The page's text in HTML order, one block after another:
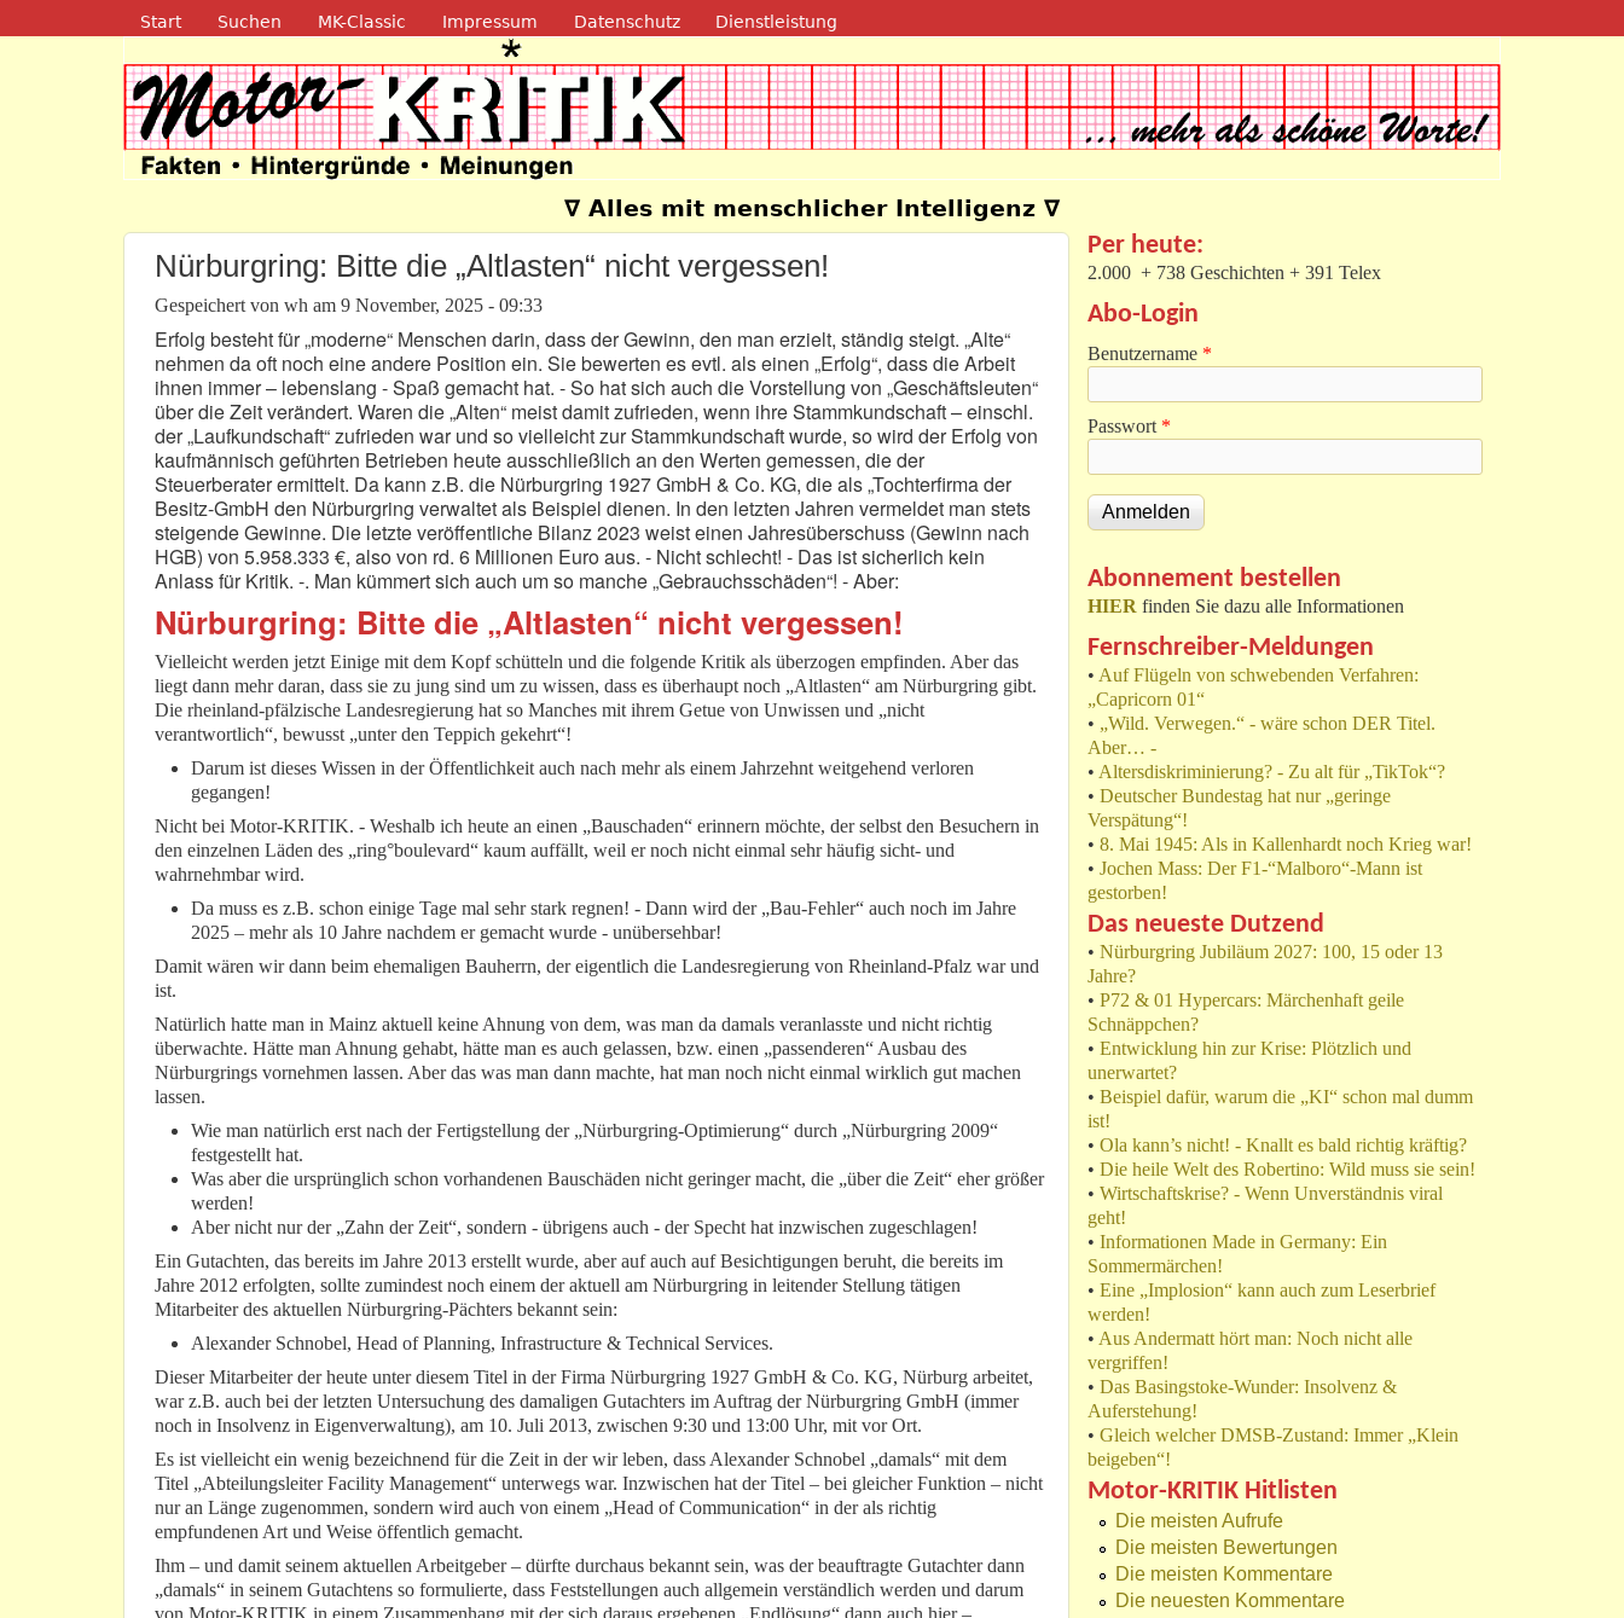
Direkt zum Inhalt
Navigation
Start Suchen MK-Classic Impressum Datenschutz Dienstleistung
Motor-Kritik.de∇ Alles mit menschlicher Intelligenz ∇
Nürburgring: Bitte die „Altlasten“ nicht vergessen!
Gespeichert von wh am 9 November, 2025 - 09:33
Erfolg besteht für „moderne“ Menschen darin, dass der Gewinn, den man erzielt, ständig steigt. „Alte“
nehmen da oft noch eine andere Position ein. Sie bewerten es evtl. als einen „Erfolg“, dass die Arbeit
ihnen immer – lebenslang - Spaß gemacht hat. - So hat sich auch die Vorstellung von „Geschäftsleuten“
über die Zeit verändert. Waren die „Alten“ meist damit zufrieden, wenn ihre Stammkundschaft – einschl.
der „Laufkundschaft“ zufrieden war und so vielleicht zur Stammkundschaft wurde, so wird der Erfolg von
kaufmännisch geführten Betrieben heute ausschließlich an den Werten gemessen, die der
Steuerberater ermittelt. Da kann z.B. die Nürburgring 1927 GmbH & Co. KG, die als „Tochterfirma der
Besitz-GmbH den Nürburgring verwaltet als Beispiel dienen. In den letzten Jahren vermeldet man stets
steigende Gewinne. Die letzte veröffentliche Bilanz 2023 weist einen Jahresüberschuss (Gewinn nach
HGB) von 5.958.333 €, also von rd. 6 Millionen Euro aus. - Nicht schlecht! - Das ist sicherlich kein
Anlass für Kritik. -. Man kümmert sich auch um so manche „Gebrauchsschäden“! - Aber:
Nürburgring: Bitte die „Altlasten“ nicht vergessen!
Vielleicht werden jetzt Einige mit dem Kopf schütteln und die folgende Kritik als überzogen empfinden. Aber das
liegt dann mehr daran, dass sie zu jung sind um zu wissen, dass es überhaupt noch „Altlasten“ am Nürburgring gibt.
Die rheinland-pfälzische Landesregierung hat so Manches mit ihrem Getue von Unwissen und „nicht
verantwortlich“, bewusst „unter den Teppich gekehrt“!
Darum ist dieses Wissen in der Öffentlichkeit auch nach mehr als einem Jahrzehnt weitgehend verloren
gegangen!
Nicht bei Motor-KRITIK. - Weshalb ich heute an einen „Bauschaden“ erinnern möchte, der selbst den Besuchern in
den einzelnen Läden des „ring°boulevard“ kaum auffällt, weil er noch nicht einmal sehr häufig sicht- und
wahrnehmbar wird.
Da muss es z.B. schon einige Tage mal sehr stark regnen! - Dann wird der „Bau-Fehler“ auch noch im Jahre
2025 – mehr als 10 Jahre nachdem er gemacht wurde - unübersehbar!
Damit wären wir dann beim ehemaligen Bauherrn, der eigentlich die Landesregierung von Rheinland-Pfalz war und
ist.
Natürlich hatte man in Mainz aktuell keine Ahnung von dem, was man da damals veranlasste und nicht richtig
überwachte. Hätte man Ahnung gehabt, hätte man es auch gelassen, bzw. einen „passenderen“ Ausbau des
Nürburgrings vornehmen lassen. Aber das was man dann machte, hat man noch nicht einmal wirklich gut machen
lassen.
Wie man natürlich erst nach der Fertigstellung der „Nürburgring-Optimierung“ durch „Nürburgring 2009“
festgestellt hat.
Was aber die ursprünglich schon vorhandenen Bauschäden nicht geringer macht, die „über die Zeit“ eher größer
werden!
Aber nicht nur der „Zahn der Zeit“, sondern - übrigens auch - der Specht hat inzwischen zugeschlagen!
Ein Gutachten, das bereits im Jahre 2013 erstellt wurde, aber auf auch auf Besichtigungen beruht, die bereits im
Jahre 2012 erfolgten, sollte zumindest noch einem der aktuell am Nürburgring in leitender Stellung tätigen
Mitarbeiter des aktuellen Nürburgring-Pächters bekannt sein:
Alexander Schnobel, Head of Planning, Infrastructure & Technical Services.
Dieser Mitarbeiter der heute unter diesem Titel in der Firma Nürburgring 1927 GmbH & Co. KG, Nürburg arbeitet,
war z.B. auch bei der letzten Untersuchung des damaligen Gutachters im Auftrag der Nürburgring GmbH (immer
noch in Insolvenz in Eigenverwaltung), am 10. Juli 2013, zwischen 9:30 und 13:00 Uhr, mit vor Ort.
Es ist vielleicht ein wenig bezeichnend für die Zeit in der wir leben, dass Alexander Schnobel „damals“ mit dem
Titel „Abteilungsleiter Facility Management“ unterwegs war. Inzwischen hat der Titel – bei gleicher Funktion – nicht
nur an Länge zugenommen, sondern wird auch von einem „Head of Communication“ in der als richtig
empfundenen Art und Weise öffentlich gemacht.
Ihm – und damit seinem aktuellen Arbeitgeber – dürfte durchaus bekannt sein, was der beauftragte Gutachter dann
„damals“ in seinem Gutachtens so formulierte, dass Feststellungen auch allgemein verständlich werden und darum
Per heute:
2.000 + 738 Geschichten + 391 Telex
Abo-Login
Benutzername *
Passwort *
Abonnement bestellen
HIER finden Sie dazu alle Informationen
Fernschreiber-Meldungen
• Auf Flügeln von schwebenden Verfahren:
„Capricorn 01“
• „Wild. Verwegen.“ - wäre schon DER Titel.
Aber… -
• Altersdiskriminierung? - Zu alt für „TikTok“?
• Deutscher Bundestag hat nur „geringe
Verspätung“!
• 8. Mai 1945: Als in Kallenhardt noch Krieg war!
• Jochen Mass: Der F1-“Malboro“-Mann ist
gestorben!
Das neueste Dutzend
• Nürburgring Jubiläum 2027: 100, 15 oder 13
Jahre?
• P72 & 01 Hypercars: Märchenhaft geile
Schnäppchen?
• Entwicklung hin zur Krise: Plötzlich und
unerwartet?
• Beispiel dafür, warum die „KI“ schon mal dumm
ist!
• Ola kann’s nicht! - Knallt es bald richtig kräftig?
• Die heile Welt des Robertino: Wild muss sie sein!
• Wirtschaftskrise? - Wenn Unverständnis viral
geht!
• Informationen Made in Germany: Ein
Sommermärchen!
• Eine „Implosion“ kann auch zum Leserbrief
werden!
• Aus Andermatt hört man: Noch nicht alle
vergriffen!
• Das Basingstoke-Wunder: Insolvenz &
Auferstehung!
• Gleich welcher DMSB-Zustand: Immer „Klein
beigeben“!
Motor-KRITIK Hitlisten
Die meisten Aufrufe
Die meisten Bewertungen
Die meisten Kommentare
Die neuesten Kommentare